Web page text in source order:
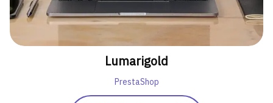
Lumarigold
PrestaShop